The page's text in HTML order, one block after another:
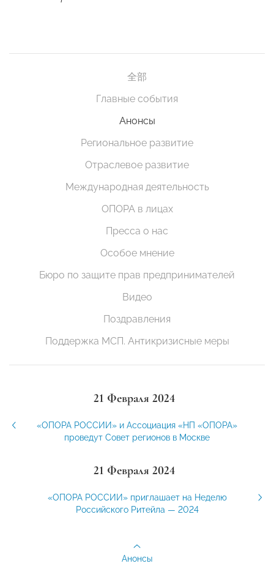
全部
Главные события
Анонсы
Региональное развитие
Отраслевое развитие
Международная деятельность
ОПОРА в лицах
Пресса о нас
Особое мнение
Бюро по защите прав предпринимателей
Видео
Поздравления
Поддержка МСП. Антикризисные меры
21 Февраля 2024
«ОПОРА РОССИИ» и Ассоциация «НП «ОПОРА»
проведут Совет регионов в Москве
21 Февраля 2024
«ОПОРА РОССИИ» приглашает на Неделю
Российского Ритейла — 2024
Анонсы